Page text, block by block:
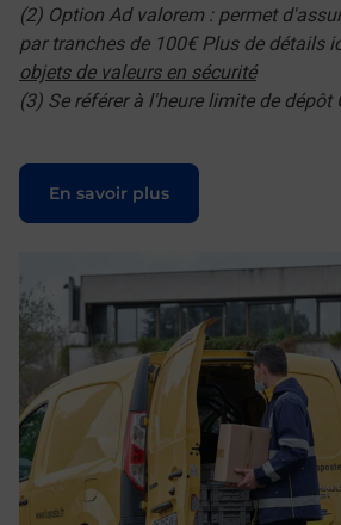
(2) Option Ad valorem : permet
par tranches de 100€ Plus de détails
objets de valeurs en sécurité
(3) Se référer à l'heure limite de dépôt
En savoir plus
Le lien s'ouvre dans un nouvel onglet